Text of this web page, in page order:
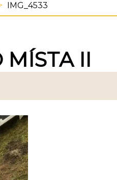
IMG_4533
MÍSTA II